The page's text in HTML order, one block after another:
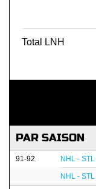
Total LNH
PAR SAISON
91-92 NHL - STL
NHL - STL